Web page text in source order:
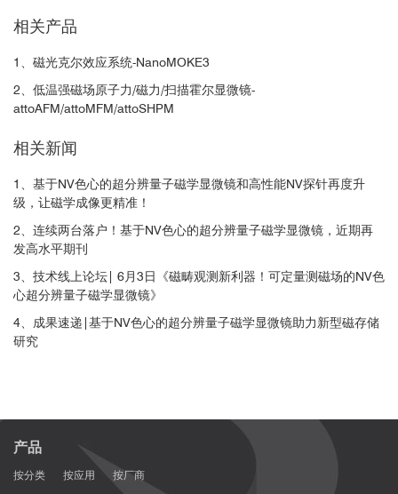
相关产品
1、磁光克尔效应系统-NanoMOKE3
2、低温强磁场原子力/磁力/扫描霍尔显微镜-
attoAFM/attoMFM/attoSHPM
相关新闻
1、基于NV色心的超分辨量子磁学显微镜和高性能NV探针再度升
级，让磁学成像更精准！
2、连续两台落户！基于NV色心的超分辨量子磁学显微镜，近期再
发高水平期刊
3、技术线上论坛| 6月3日《磁畴观测新利器！可定量测磁场的NV色
心超分辨量子磁学显微镜》
4、成果速递|基于NV色心的超分辨量子磁学显微镜助力新型磁存储
研究
产品
按分类 按应用 按厂商